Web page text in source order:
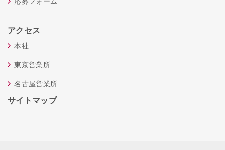
アクセス
本社
東京営業所
名古屋営業所
サイトマップ